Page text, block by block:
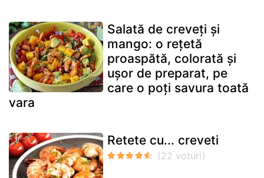
Salată de creveți și
mango: o rețetă
proaspătă, colorată și
ușor de preparat, pe
care o poți savura toată
vara
Retete cu... creveti